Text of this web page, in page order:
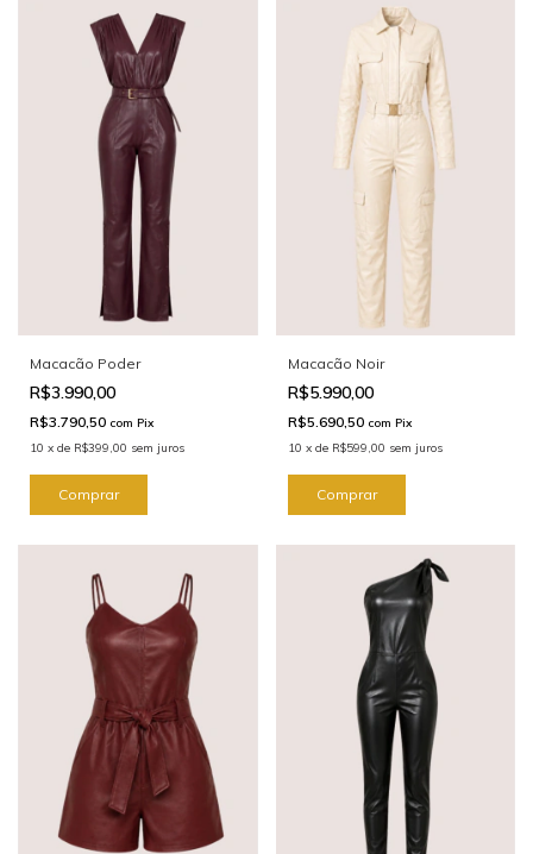
Macacão Poder
R$3.990,00
R$3.790,50 com Pix
10 x de R$399,00 sem juros
Comprar
Macacão Noir
R$5.990,00
R$5.690,50 com Pix
10 x de R$599,00 sem juros
Comprar